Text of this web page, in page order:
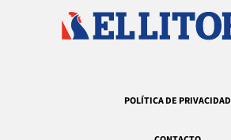
POLÍTICA DE PRIVACIDAD